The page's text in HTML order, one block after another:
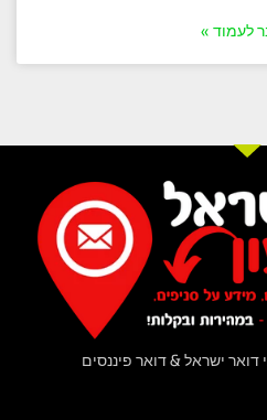
לעמוד »
ישראל & דואר פיננסים